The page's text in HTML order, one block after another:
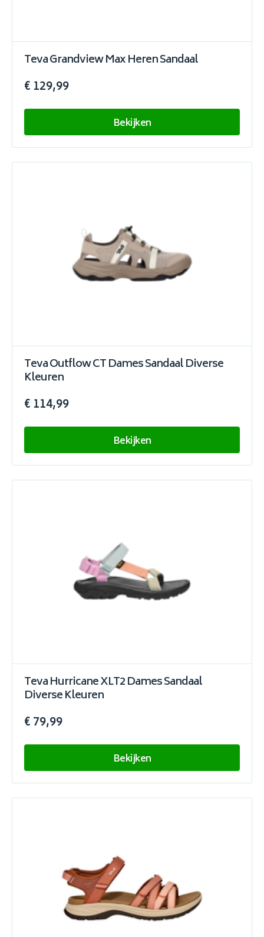
Teva Grandview Max Heren Sandaal
€ 129,99
Bekijken
Teva Outflow CT Dames Sandaal Diverse
Kleuren
€ 114,99
Bekijken
Teva Hurricane XLT2 Dames Sandaal
Diverse Kleuren
€ 79,99
Bekijken